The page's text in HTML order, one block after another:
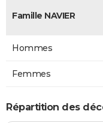
Famille NAVIER
Hommes
Femmes
Répartition des